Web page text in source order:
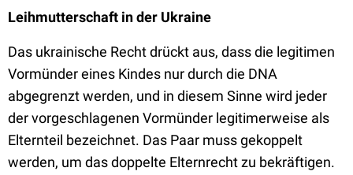
Leihmutterschaft in der Ukraine
Das ukrainische Recht drückt aus, dass die legitimen
Vormünder eines Kindes nur durch die DNA
abgegrenzt werden, und in diesem Sinne wird jeder
der vorgeschlagenen Vormünder legitimerweise als
Elternteil bezeichnet. Das Paar muss gekoppelt
werden, um das doppelte Elternrecht zu bekräftigen.